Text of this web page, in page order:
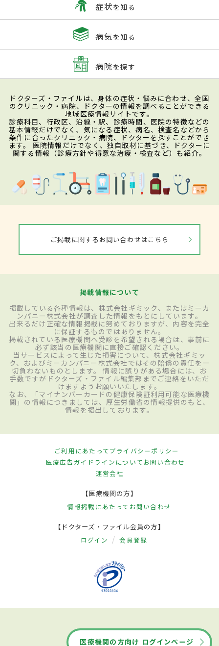
症状を知る
病気を知る
病院を探す
ドクターズ・ファイルは、身体の症状・悩みに合わせ、全国
のクリニック・病院、ドクターの情報を調べることができる
地域医療情報サイトです。
診療科目、行政区、沿線・駅、診療時間、医院の特徴などの
基本情報だけでなく、気になる症状、病名、検査名などから
条件に合ったクリニック・病院、ドクターを探すことができ
ます。 医院情報だけでなく、独自取材に基づき、ドクターに
関する情報（診療方針や得意な治療・検査など）も紹介。
ご掲載に関するお問い合わせはこちら
掲載情報について
掲載している各種情報は、株式会社ギミック、またはミーカ
ンパニー株式会社が調査した情報をもとにしています。
出来るだけ正確な情報掲載に努めておりますが、内容を完全
に保証するものではありません。
掲載されている医療機関へ受診を希望される場合は、事前に
必ず該当の医療機関に直接ご確認ください。
当サービスによって生じた損害について、株式会社ギミッ
ク、およびミーカンパニー株式会社ではその賠償の責任を一
切負わないものとします。 情報に誤りがある場合には、お
手数ですがドクターズ・ファイル編集部までご連絡をいただ
けますようお願いいたします。
なお、「マイナンバーカードの健康保険証利用可能な医療機
関」の情報につきましては、厚生労働省の情報提供のもと、
情報を掲出しております。
ご利用にあたってプライバシーポリシー
医療広告ガイドラインについてお問い合わせ
運営会社
【医療機関の方】
情報掲載にあたって お問い合わせ
【ドクターズ・ファイル会員の方】
ログイン 会員登録
医療機関の方向け ログインページ